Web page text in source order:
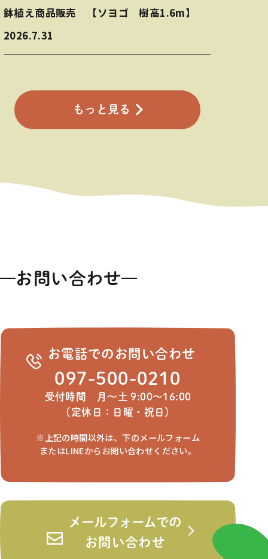
鉢植え商品販売 【ソヨゴ 樹高1.6m】
2026.7.31
もっと見る
お問い合わせ
お電話でのお問い合わせ
097-500-0210
受付時間 月～土 9:00～16:00
（定休日：日曜・祝日）
※上記の時間以外は、下のメールフォーム
またはLINEからお問い合わせください。
メールフォームでの
お問い合わせ